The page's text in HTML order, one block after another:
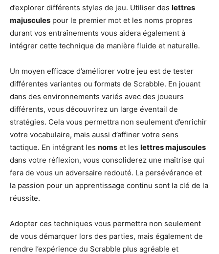
d’explorer différents styles de jeu. Utiliser des lettres
majuscules pour le premier mot et les noms propres
durant vos entraînements vous aidera également à
intégrer cette technique de manière fluide et naturelle.
Un moyen efficace d’améliorer votre jeu est de tester
différentes variantes ou formats de Scrabble. En jouant
dans des environnements variés avec des joueurs
différents, vous découvrirez un large éventail de
stratégies. Cela vous permettra non seulement d’enrichir
votre vocabulaire, mais aussi d’affiner votre sens
tactique. En intégrant les noms et les lettres majuscules
dans votre réflexion, vous consoliderez une maîtrise qui
fera de vous un adversaire redouté. La persévérance et
la passion pour un apprentissage continu sont la clé de la
réussite.
Adopter ces techniques vous permettra non seulement
de vous démarquer lors des parties, mais également de
rendre l’expérience du Scrabble plus agréable et